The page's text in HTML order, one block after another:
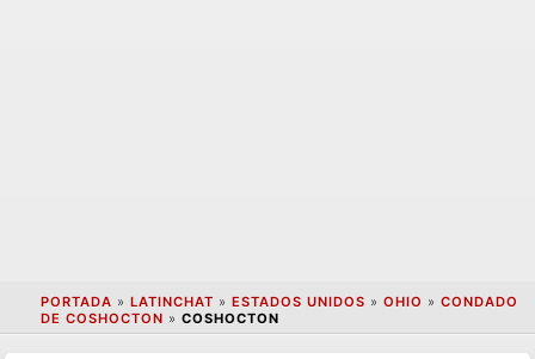
PORTADA » LATINCHAT » ESTADOS UNIDOS » OHIO » CONDADO
DE COSHOCTON » COSHOCTON